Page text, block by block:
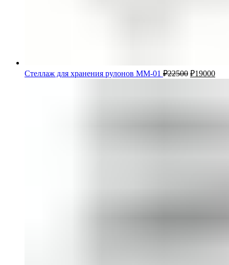
Стеллаж для хранения рулонов ММ-01 ₽22500 ₽19000